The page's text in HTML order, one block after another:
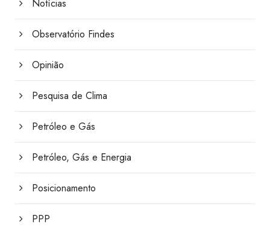
Notícias
Observatório Findes
Opinião
Pesquisa de Clima
Petróleo e Gás
Petróleo, Gás e Energia
Posicionamento
PPP